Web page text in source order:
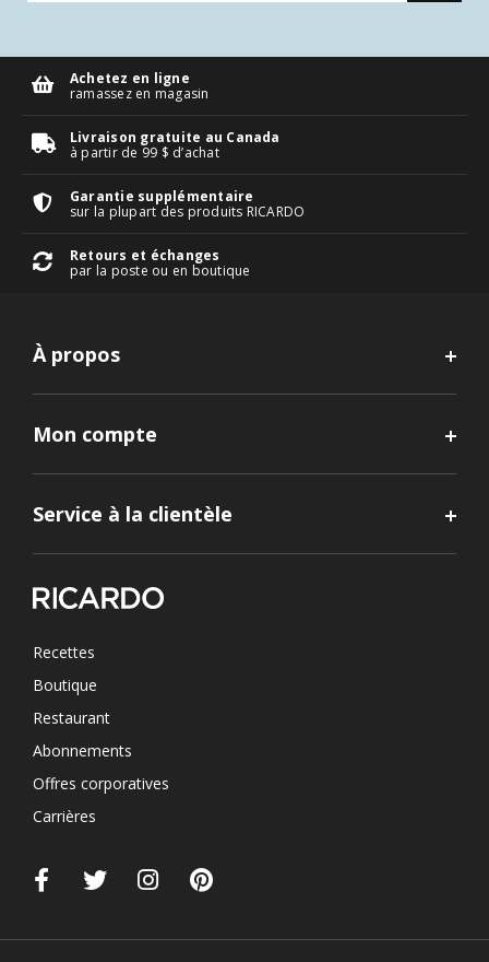
Achetez en ligne
ramassez en magasin
Livraison gratuite au Canada
à partir de 99 $ d’achat
Garantie supplémentaire
sur la plupart des produits RICARDO
Retours et échanges
par la poste ou en boutique
À propos
Mon compte
Service à la clientèle
Recettes
Boutique
Restaurant
Abonnements
Offres corporatives
Carrières